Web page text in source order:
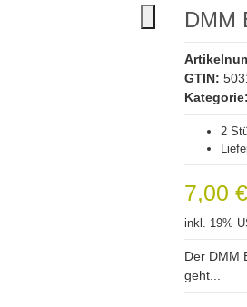
DMM
GTIN:
Kategorie:
2
7,00 €
inkl. 19%
Der DMM
geht...